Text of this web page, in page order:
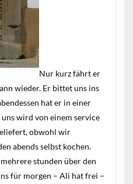
Nur kurz fährt er
wieder. Er bittet uns ins
hat er in einer
wird von einem service
obwohl wir
abends selbst kochen.
stunden über den
für morgen – Ali hat frei –